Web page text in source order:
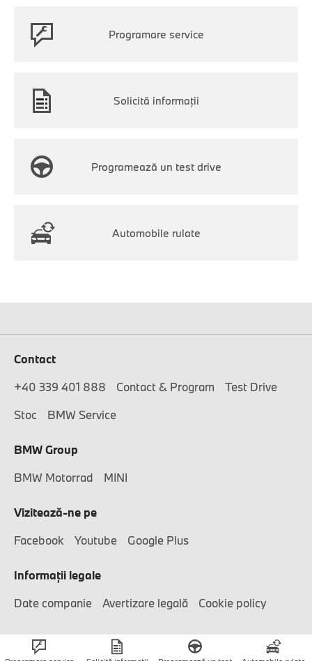
Programare service
Solicită informații
Programează un test drive
Automobile rulate
Contact
+40 339 401 888
Contact & Program
Test Drive
Stoc
BMW Service
BMW Group
BMW Motorrad
MINI
Vizitează-ne pe
Facebook
Youtube Google Plus
Informaţii legale
Date companie
Avertizare legală Cookie policy
© APAN Motors 2026